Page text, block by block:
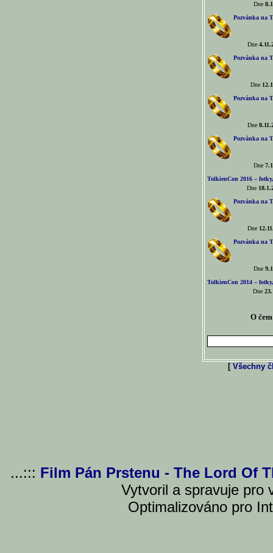
Dne
Pozvánka na
Dne
Pozvánka na
Dne
Pozvánka na
Dne
Pozvánka na
Dne
TolkienCon 2016 –
Dne
Pozvánka na
Dne
Pozvánka na
Dne
TolkienCon 2014 –
Dne
O
[ Všechny
...::: Film Pán Prstenu - The Lord Of
Vytvoril a spravuje pro
Optimalizováno pro